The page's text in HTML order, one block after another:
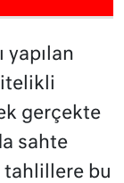
yapılan
gerçekte
sahte
tahlillere bu